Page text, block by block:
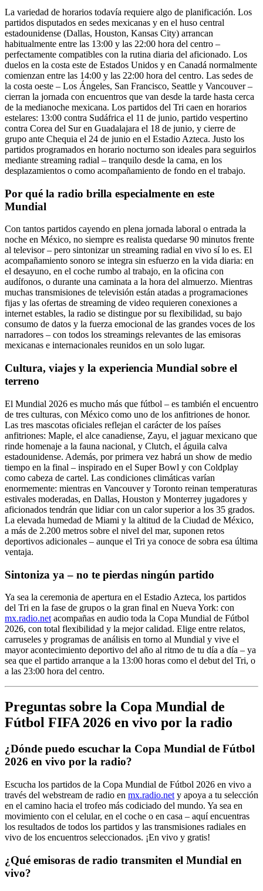
La variedad de horarios todavía requiere algo de planificación. Los
partidos disputados en sedes mexicanas y en el huso central
estadounidense (Dallas, Houston, Kansas City) arrancan
habitualmente entre las 13:00 y las 22:00 hora del centro –
perfectamente compatibles con la rutina diaria del aficionado. Los
duelos en la costa este de Estados Unidos y en Canadá normalmente
comienzan entre las 14:00 y las 22:00 hora del centro. Las sedes de
la costa oeste – Los Ángeles, San Francisco, Seattle y Vancouver –
cierran la jornada con encuentros que van desde la tarde hasta cerca
de la medianoche mexicana. Los partidos del Tri caen en horarios
estelares: 13:00 contra Sudáfrica el 11 de junio, partido vespertino
contra Corea del Sur en Guadalajara el 18 de junio, y cierre de
grupo ante Chequia el 24 de junio en el Estadio Azteca. Justo los
partidos programados en horario nocturno son ideales para seguirlos
mediante streaming radial – tranquilo desde la cama, en los
desplazamientos o como acompañamiento de fondo en el trabajo.
Por qué la radio brilla especialmente en este
Mundial
Con tantos partidos cayendo en plena jornada laboral o entrada la
noche en México, no siempre es realista quedarse 90 minutos frente
al televisor – pero sintonizar un streaming radial en vivo sí lo es. El
acompañamiento sonoro se integra sin esfuerzo en la vida diaria: en
el desayuno, en el coche rumbo al trabajo, en la oficina con
audífonos, o durante una caminata a la hora del almuerzo. Mientras
muchas transmisiones de televisión están atadas a programaciones
fijas y las ofertas de streaming de video requieren conexiones a
internet estables, la radio se distingue por su flexibilidad, su bajo
consumo de datos y la fuerza emocional de las grandes voces de los
narradores – con todos los streamings relevantes de las emisoras
mexicanas e internacionales reunidos en un solo lugar.
Cultura, viajes y la experiencia Mundial sobre el
terreno
El Mundial 2026 es mucho más que fútbol – es también el encuentro
de tres culturas, con México como uno de los anfitriones de honor.
Las tres mascotas oficiales reflejan el carácter de los países
anfitriones: Maple, el alce canadiense, Zayu, el jaguar mexicano que
rinde homenaje a la fauna nacional, y Clutch, el águila calva
estadounidense. Además, por primera vez habrá un show de medio
tiempo en la final – inspirado en el Super Bowl y con Coldplay
como cabeza de cartel. Las condiciones climáticas varían
enormemente: mientras en Vancouver y Toronto reinan temperaturas
estivales moderadas, en Dallas, Houston y Monterrey jugadores y
aficionados tendrán que lidiar con un calor superior a los 35 grados.
La elevada humedad de Miami y la altitud de la Ciudad de México,
a más de 2.200 metros sobre el nivel del mar, suponen retos
deportivos adicionales – aunque el Tri ya conoce de sobra esa última
ventaja.
Sintoniza ya – no te pierdas ningún partido
Ya sea la ceremonia de apertura en el Estadio Azteca, los partidos
del Tri en la fase de grupos o la gran final en Nueva York: con
mx.radio.net acompañas en audio toda la Copa Mundial de Fútbol
2026, con total flexibilidad y la mejor calidad. Elige entre relatos,
carruseles y programas de análisis en torno al Mundial y vive el
mayor acontecimiento deportivo del año al ritmo de tu día a día – ya
sea que el partido arranque a la 13:00 horas como el debut del Tri, o
a las 23:00 hora del centro.
Preguntas sobre la Copa Mundial de
Fútbol FIFA 2026 en vivo por la radio
¿Dónde puedo escuchar la Copa Mundial de Fútbol
2026 en vivo por la radio?
Escucha los partidos de la Copa Mundial de Fútbol 2026 en vivo a
través del webstream de radio en mx.radio.net y apoya a tu selección
en el camino hacia el trofeo más codiciado del mundo. Ya sea en
movimiento con el celular, en el coche o en casa – aquí encuentras
los resultados de todos los partidos y las transmisiones radiales en
vivo de los encuentros seleccionados. ¡En vivo y gratis!
¿Qué emisoras de radio transmiten el Mundial en
vivo?